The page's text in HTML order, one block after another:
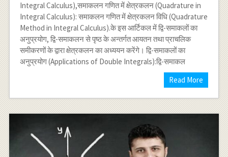
Integral Calculus),समाकलन गणित में क्षेत्रकलन (Quadrature in
Integral Calculus): समाकलन गणित में क्षेत्रकलन विधि (Quadrature
Method in Integral Calculus).के इस आर्टिकल में द्वि-समाकलों का
अनुप्रयोग, द्वि-समाकलन से पृष्ठ के अन्तर्गत आयतन तथा प्राचलिक
समीकरणों के द्वारा क्षेत्रकलन का अध्ययन करेंगे। द्वि-समाकलों का
अनुप्रयोग (Applications of Double Integrals):द्वि-समाकल
Read More